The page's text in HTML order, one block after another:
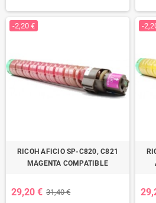
-2,20 €
RICOH AFICIO SP-C820, C821
MAGENTA COMPATIBLE
29,20 € 31,40 €
-